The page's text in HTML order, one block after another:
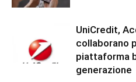
UniCredit,
collaborano
piattaforma
generazione